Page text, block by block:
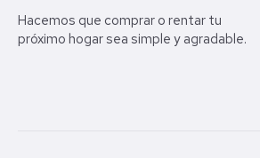
Hacemos que comprar o rentar tu
próximo hogar sea simple y agradable.